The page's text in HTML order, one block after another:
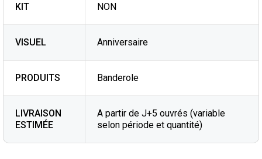
KIT NON
VISUEL Anniversaire
PRODUITS Banderole
LIVRAISON
ESTIMÉE
A partir de J+5 ouvrés (variable
selon période et quantité)